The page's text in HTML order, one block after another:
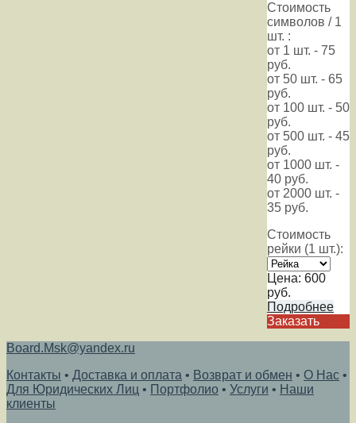
Стоимость
символов / 1
шт. :
от 1 шт. - 75
руб.
от 50 шт. - 65
руб.
от 100 шт. - 50
руб.
от 500 шт. - 45
руб.
от 1000 шт. -
40 руб.
от 2000 шт. -
35 руб.
Стоимость
рейки (1 шт.):
Цена: 600
руб.
Подробнее
Заказать
Board.Msk@yandex.ru
Контакты • Доставка и оплата • Возврат и обмен • О Нас •
Для Юридических Лиц • Портфолио • Услуги • Наши
клиенты